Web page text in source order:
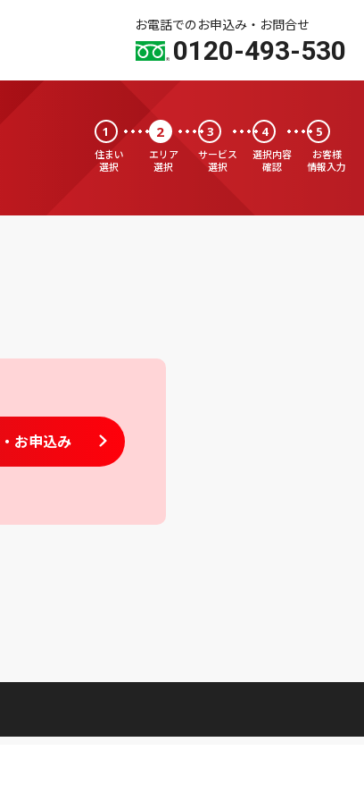
お電話でのお申込み・お問合せ
0120-493-530
1
住まい
選択
2
エリア
選択
3
サービス
選択
4
選択内容
確認
5
お客様
情報入力
・お申込み